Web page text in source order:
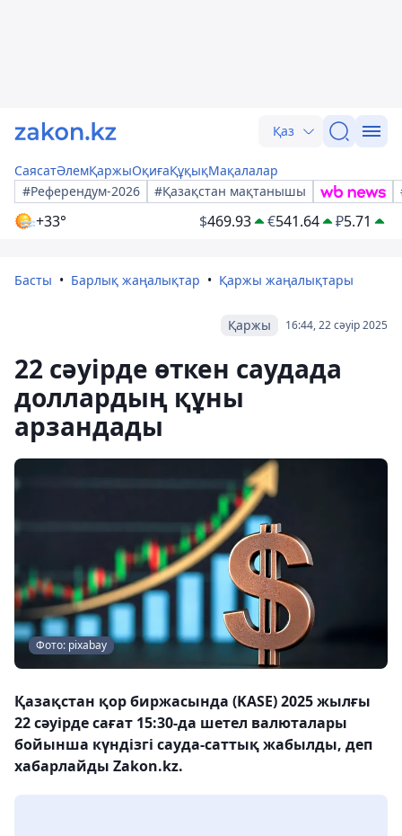
Қаз
СаясатӘлемҚаржыОқиғаҚұқықМақалалар
#Референдум-2026
#Қазақстан мақтанышы
+33° $469.93 €541.64 ₽5.71
Басты Барлық жаңалықтар Қаржы жаңалықтары
16:44, 22 сәуір 2025
Қаржы
22 сәуірде өткен саудада
доллардың құны
арзандады
Фото: pixabay
Қазақстан қор биржасында (KASE) 2025 жылғы
22 сәуірде сағат 15:30-да шетел валюталары
бойынша күндізгі сауда-саттық жабылды, деп
хабарлайды Zakon.kz.